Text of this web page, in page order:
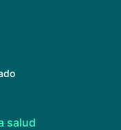
salud